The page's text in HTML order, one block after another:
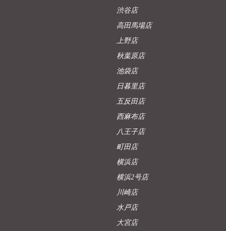
渋谷店
高田馬場店
上野店
秋葉原店
池袋店
日暮里店
五反田店
西麻布店
八王子店
町田店
横浜店
横浜2号店
川崎店
水戸店
大宮店